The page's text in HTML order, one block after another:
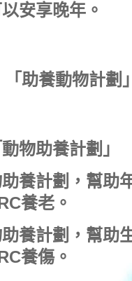
安享晚年。
助養動物計劃
物助養計劃」
養計劃，幫助
養老。
養計劃，幫助
養傷。